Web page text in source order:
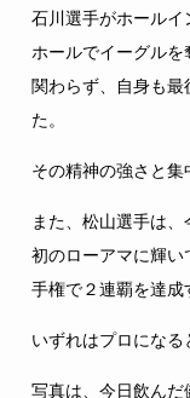
石川選手がホール
ホールでイーグル
関わらず、自身も
た。
その精神の強さと集
また、松山選手は
初のローアマに輝い
手権で２連覇を達成
いずれはプロになる
写真は、今日飲んだ